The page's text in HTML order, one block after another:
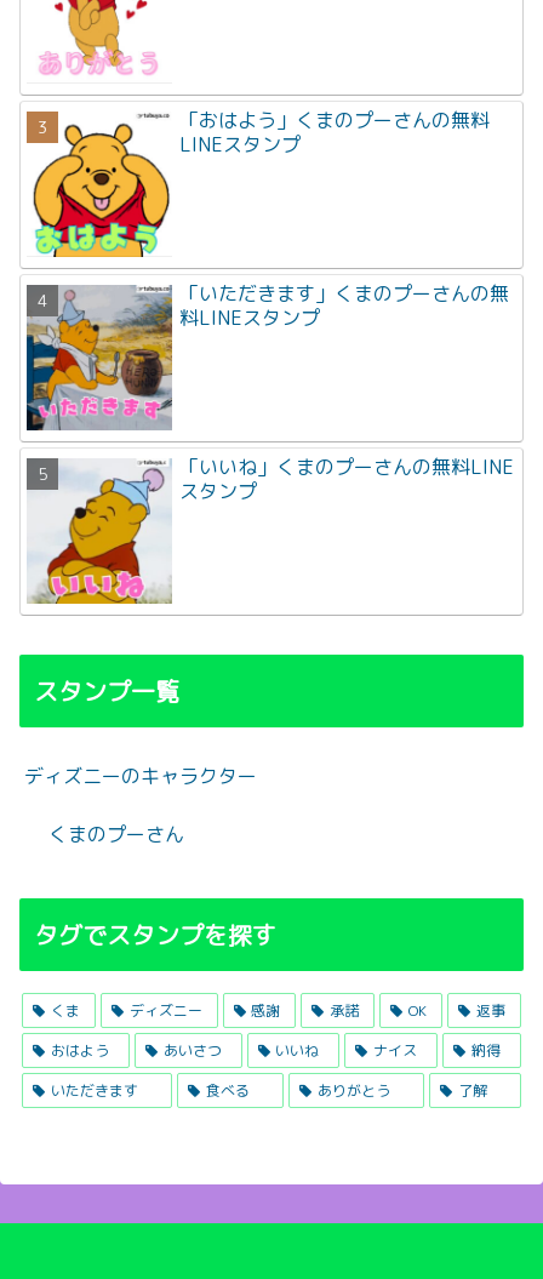
「おはよう」くまのプーさんの無料
LINEスタンプ
「いただきます」くまのプーさんの無
料LINEスタンプ
「いいね」くまのプーさんの無料LINE
スタンプ
スタンプ一覧
ディズニーのキャラクター
くまのプーさん
タグでスタンプを探す
くま ディズニー 感謝 承諾 OK
返事
おはよう
あいさつ いいね ナイス
納得
いただきます
食べる ありがとう 了解